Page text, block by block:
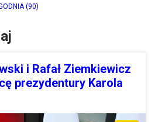
(90)
i Rafał Ziemkiewicz
prezydentury Karola